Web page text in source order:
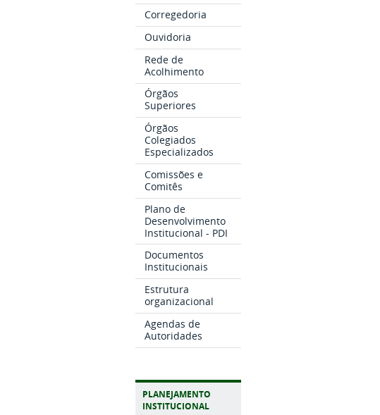
Corregedoria
Ouvidoria
Rede de
Acolhimento
Órgãos
Superiores
Órgãos
Colegiados
Especializados
Comissões e
Comitês
Plano de
Desenvolvimento
Institucional - PDI
Documentos
Institucionais
Estrutura
organizacional
Agendas de
Autoridades
PLANEJAMENTO
INSTITUCIONAL